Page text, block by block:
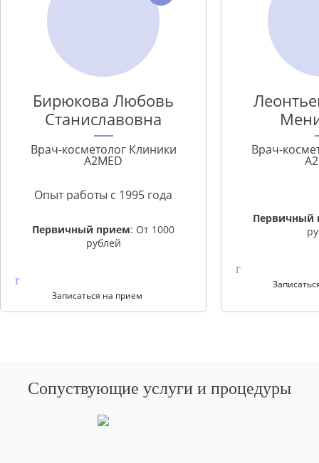
Бирюкова Любовь
Станиславовна
Врач-косметолог Клиники
A2MED
Опыт работы с 1995 года
Первичный прием: От 1000
рублей
Записаться на прием
Врач-
Первичный
Сопуствующие услуги и процедуры